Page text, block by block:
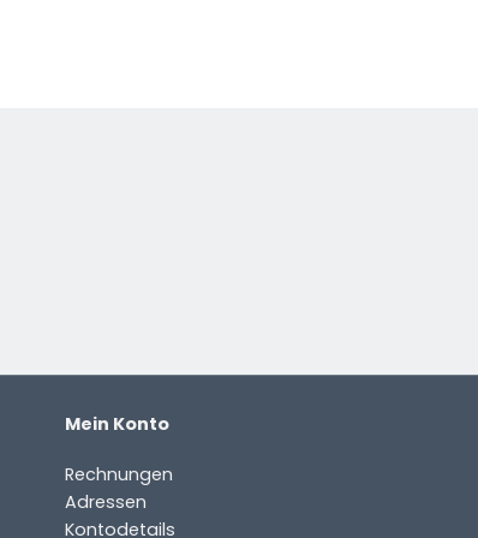
Mein Konto
Rechnungen
Adressen
Kontodetails